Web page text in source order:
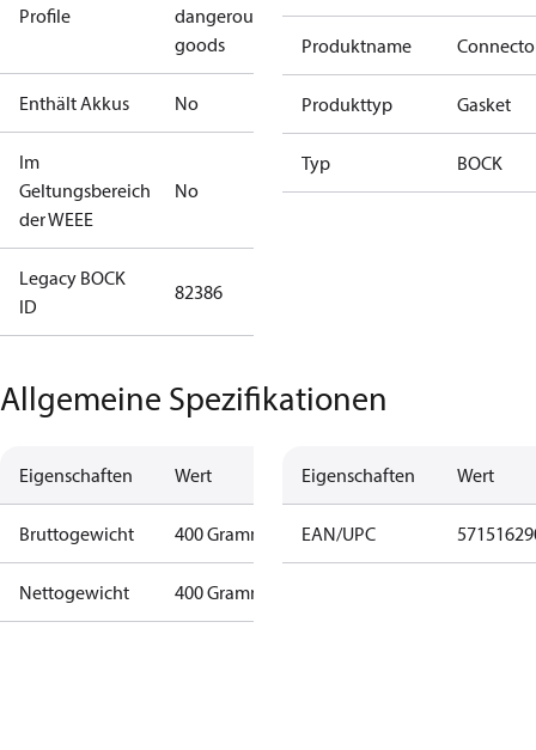
Profile
dangerous
goods
Enthält Akkus No
Im
Geltungsbereich
der WEEE
No
Legacy BOCK
ID
82386
Produktname
Produkttyp Gasket
Typ BOCK
Allgemeine Spezifikationen
Eigenschaften Wert
Bruttogewicht 400 Gramm
Nettogewicht 400 Gramm
Eigenschaften Wert
EAN/UPC